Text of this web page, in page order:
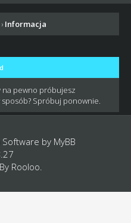
› Informacja
na pewno próbujesz
Spróbuj ponownie.
Software by MyBB
Rooloo.